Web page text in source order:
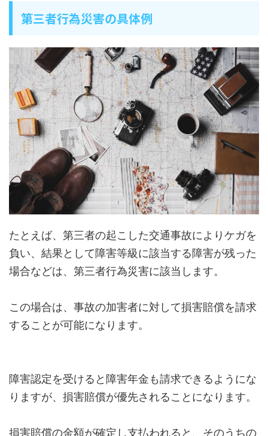
第三者行為災害の具体例
たとえば、第三者の起こした交通事故によりケガを
負い、結果として障害等級に該当する障害が残った
場合などは、第三者行為災害に該当します。
この場合は、事故の加害者に対して損害賠償を請求
することが可能になります。
障害認定を受けると障害年金も請求できるようにな
りますが、損害賠償が優先されることになります。
損害賠償の金額が確定し支払われると、そのうちの